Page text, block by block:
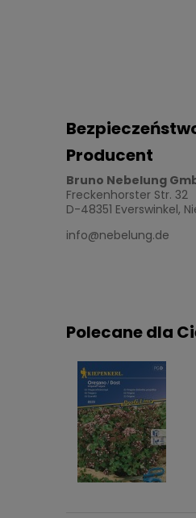
Producent
Bruno Nebelung
Freckenhorster Str. 32
D-48351 Everswinkel,
info@nebelung.de
Polecane dla